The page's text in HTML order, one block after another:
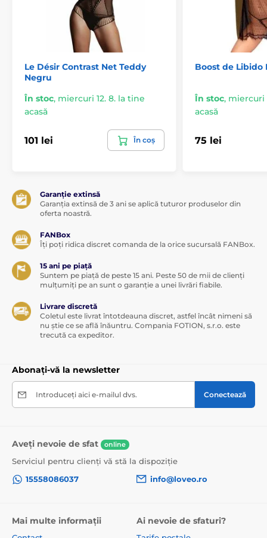
Le Désir Contrast Net Teddy
Negru
În stoc, miercuri 12. 8. la tine
acasă
101 lei În coș
Boost de Libido
În stoc, miercuri
acasă
75 lei
Garanție extinsă
Garanția extinsă de 3 ani se aplică tuturor produselor din
oferta noastră.
FANBox
Îți poți ridica discret comanda de la orice sucursală FANBox.
15 ani pe piață
Suntem pe piață de peste 15 ani. Peste 50 de mii de clienți
mulțumiți pe an sunt o garanție a unei livrări fiabile.
Livrare discretă
Coletul este livrat întotdeauna discret, astfel încât nimeni să
nu știe ce se află înăuntru. Compania FOTION, s.r.o. este
trecută ca expeditor.
Abonați-vă la newsletter
Introduceți aici e-mailul dvs. Conectează
Aveți nevoie de sfat online
Serviciul pentru clienți vă stă la dispoziție
15558086037
info@loveo.ro
Mai multe informații Ai nevoie de sfaturi?